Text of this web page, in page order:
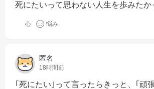
死にたいって思わない人生を歩みた
心 悩み
匿名
18時間前
｢死にたい｣って言ったらきっと、｢頑